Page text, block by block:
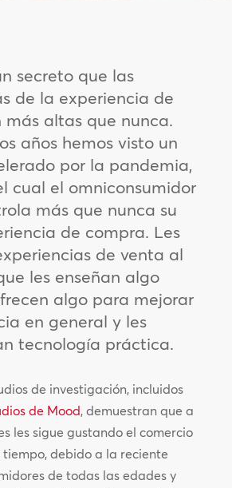
secreto que las
de la experiencia de
más altas que nunca.
años hemos visto un
por la pandemia,
cual el omniconsumidor
más que nunca su
de compra. Les
de venta al
les enseñan algo
algo para mejorar
en general y les
tecnología práctica.
de investigación, incluidos
de Mood, demuestran que a
les sigue gustando el comercio
tiempo, debido a la reciente
de todas las edades y